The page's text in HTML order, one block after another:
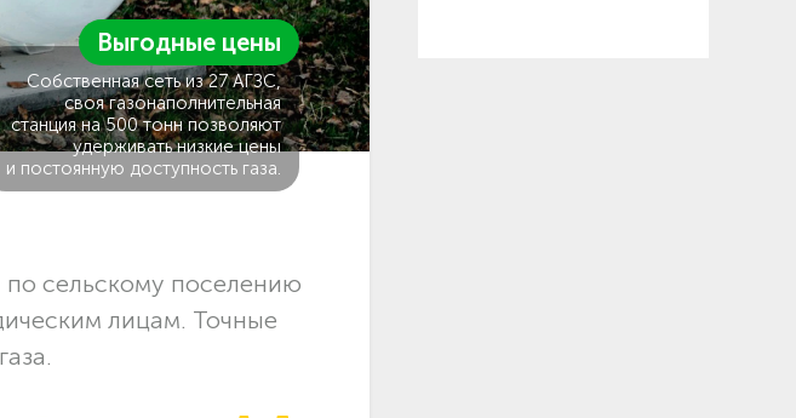
Выгодные цены
Собственная сеть из 27 АГЗС,
своя газонаполнительная
станция на 500 тонн позволяют
удерживать низкие цены
и постоянную доступность газа.
сельскому поселению
лицам. Точные